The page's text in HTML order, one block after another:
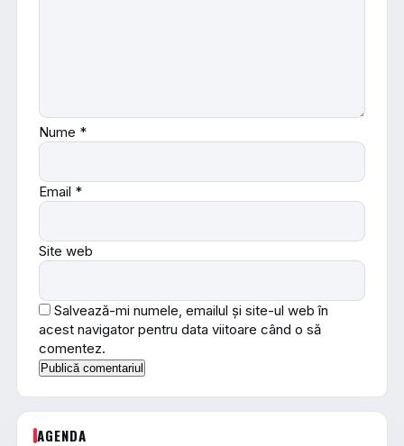
Nume *
Email *
Site web
Salvează-mi numele, emailul și site-ul web în
acest navigator pentru data viitoare când o să
comentez.
AGENDA